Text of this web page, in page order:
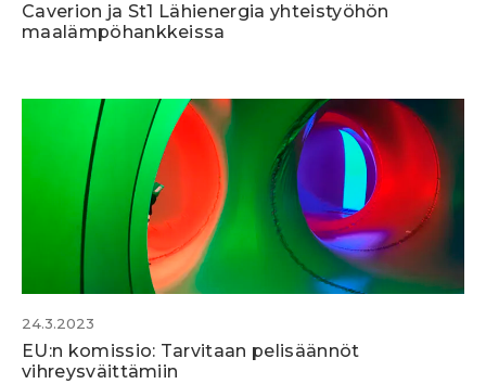
Caverion ja St1 Lähienergia yhteistyöhön
maalämpöhankkeissa
24.3.2023
EU:n komissio: Tarvitaan pelisäännöt
vihreysväittämiin